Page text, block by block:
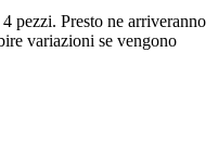
pezzi. Presto ne arriveranno
variazioni se vengono